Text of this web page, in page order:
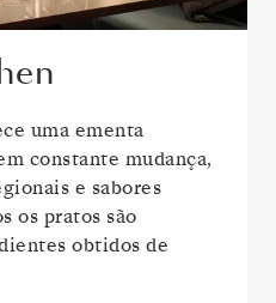
uma ementa
constante mudança,
e sabores
os pratos são
obtidos de